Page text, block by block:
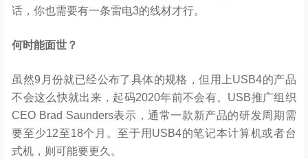
话，你也需要有一条雷电3的线材才行。
何时能面世？
虽然9月份就已经公布了具体的规格，但用上USB4的产品
不会这么快就出来，起码2020年前不会有。USB推广组织
CEO Brad Saunders表示，通常一款新产品的研发周期需
要至少12至18个月。至于用USB4的笔记本计算机或者台
式机，则可能要更久。